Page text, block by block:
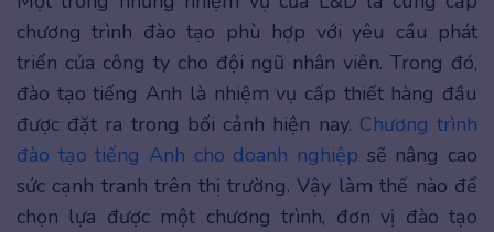
chương trình đào tạo phù hợp với yêu cầu phát
triển của công ty cho đội ngũ nhân viên. Trong đó,
đào tạo tiếng Anh là nhiệm vụ cấp thiết hàng đầu
được đặt ra trong bối cảnh hiện nay. Chương trình
đào tạo tiếng Anh cho doanh nghiệp sẽ nâng cao
sức cạnh tranh trên thị trường. Vậy làm thế nào để
chọn lựa được một chương trình, đơn vị đào tạo